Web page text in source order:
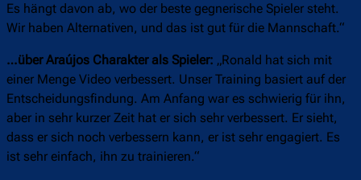
Es hängt davon ab, wo der beste gegnerische Spieler steht.
Wir haben Alternativen, und das ist gut für die Mannschaft.“
…über Araújos Charakter als Spieler: „Ronald hat sich mit
einer Menge Video verbessert. Unser Training basiert auf der
Entscheidungsfindung. Am Anfang war es schwierig für ihn,
aber in sehr kurzer Zeit hat er sich sehr verbessert. Er sieht,
dass er sich noch verbessern kann, er ist sehr engagiert. Es
ist sehr einfach, ihn zu trainieren.“